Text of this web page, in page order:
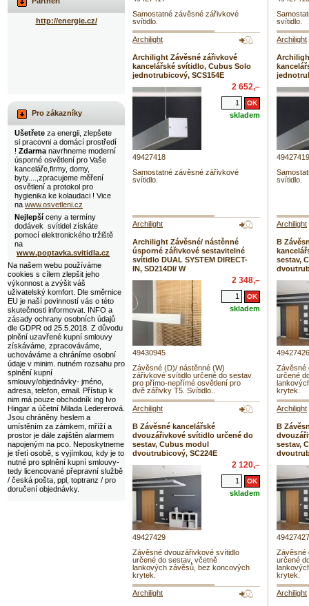
Samostatné závěsné zářivkové
svítidlo.
svítidlo.
Archilight
Archilight Závěsné zářivkové
kancelářské svítidlo, Cubus Solo
jednotrubicový, SCS154E
2 652,–
skladem
49427418
Samostatné závěsné zářivkové
svítidlo.
Archilight
49427419
svítidlo.
Archilight
Archilight Závěsné/ nástěnné
úsporné zářivkové sestavitelné
svítidlo DUAL SYSTEM DIRECT-
IN, SD214DI/ W
2 348,–
skladem
49430945
Závěsné (D)/ nástěnné (W)
zářivkové svítidlo určené do sestav
pro přímo-nepřímé osvětlení pro
dvě zářivky T5. Svítidlo..
Archilight
B
sestav,
49427426
Závěsné
určené
krytek.
Archilight
B Závěsné kancelářské
dvouzářivkové svítidlo určené do
sestav, Cubus modul
dvoutrubicový, SC224E
2 120,–
skladem
49427429
Závěsné dvouzářivkové svítidlo
určené do sestav, včetně
lankových závěsů, bez koncových
krytek.
Archilight
B
sestav,
49427427
Závěsné
určené
krytek.
Archilight Archilight
http://energie.cz/
Pro zákazníky
Ušetřete za energii, zlepšete
si pracovni a domácí prostředí
! Zdarma navrhneme moderní
úsporné osvětlení pro Vaše
kanceláře,firmy, domy,
byty....,zpracujeme měření
osvětlení a protokol pro
hygienika ke kolaudaci ! Vice
na www.osvetleni.cz
Nejlepší ceny a termíny
dodávek svítidel získáte
pomocí elektronického tržiště
na
www.poptavka.svitidla.cz
Na našem webu používáme
cookies s cílem zlepšit jeho
výkonnost a zvýšit váš
uživatelský komfort. Dle směrnice
EU je naší povinností vás o této
skutečnosti informovat. INFO a
zásady ochrany osobních údajů
dle GDPR od 25.5.2018. Z důvodu
plnění uzavřené kupní smlouvy
získáváme, zpracováváme,
uchováváme a chráníme osobní
údaje v minim. nutném rozsahu pro
splnění kupní
smlouvy/objednávky- jméno,
adresa, telefon, email. Přístup k
nim má pouze obchodník ing Ivo
Hingar a účetní Milada Ledererová.
Jsou chráněny heslem a
umístěním za zámkem, mříží a
prostor je dále zajištěn alarmem
napojeným na pco. Neposkytneme
je třetí osobě, s vyjímkou, kdy je to
nutné pro splnění kupní smlouvy-
tedy licencované přepravní službě
/ česká pošta, ppl, toptranz / pro
doručení objednávky.